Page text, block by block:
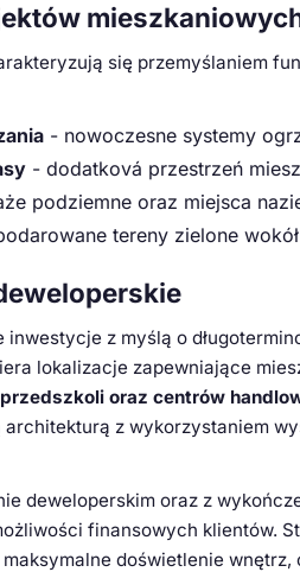
się przemyślaniem
- nowoczesne systemy
- dodatková przestrzeń
podziemne oraz miejsca
tereny zielone
z myślą o
lokalizacje zapewniające
oraz centrów
z wykorzystaniem
deweloperskim oraz z
finansowych klientów.
doświetlenie wnętrz,